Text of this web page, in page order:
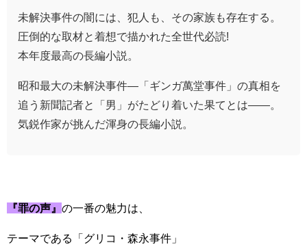
未解決事件の闇には、犯人も、その家族も存在する。
圧倒的な取材と着想で描かれた全世代必読!
本年度最高の長編小説。
昭和最大の未解決事件―「ギンガ萬堂事件」の真相を
追う新聞記者と「男」がたどり着いた果てとは――。
気鋭作家が挑んだ渾身の長編小説。
『罪の声』 の一番の魅力は、
テーマである「グリコ・森永事件」